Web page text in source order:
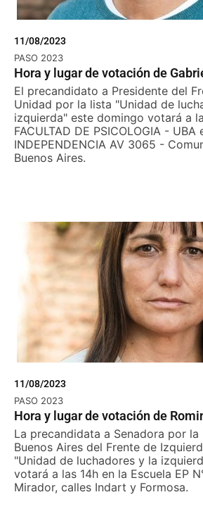
11/08/2023
PASO 2023
Hora y lugar de votación de
El precandidato a Presidente del
Unidad por la lista "Unidad de
izquierda" este domingo votará a
FACULTAD DE PSICOLOGIA - UBA
INDEPENDENCIA AV 3065 -
Buenos Aires.
11/08/2023
PASO 2023
Hora y lugar de votación de
La precandidata a Senadora por la
Buenos Aires del Frente de
"Unidad de luchadores y la
votará a las 14h en la Escuela EP
Mirador, calles Indart y Formosa.